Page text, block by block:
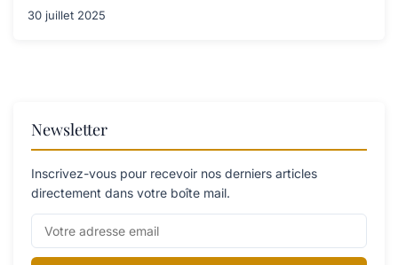
30 juillet 2025
Newsletter
Inscrivez-vous pour recevoir nos derniers articles
directement dans votre boîte mail.